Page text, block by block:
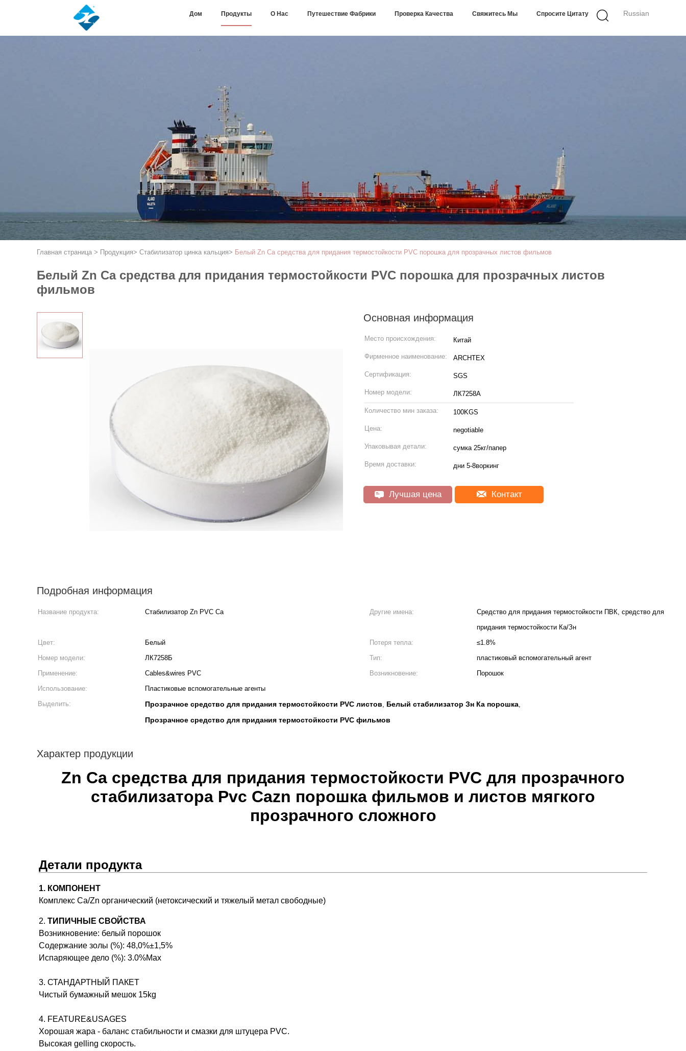
Russian
Дом Продукты О Нас Путешествие Фабрики Проверка Качества Свяжитесь Мы Спросите Цитату
Главная страница > Продукция> Стабилизатор цинка кальция> Белый Zn Ca средства для придания термостойкости PVC порошка для прозрачных листов фильмов
Белый Zn Ca средства для придания термостойкости PVC порошка для прозрачных листов
фильмов
Основная информация
Место происхождения: Китай
Фирменное наименование: ARCHTEX
Сертификация: SGS
Номер модели: ЛК7258А
Количество мин заказа: 100KGS
Цена: negotiable
Упаковывая детали: сумка 25кг/папер
Время доставки: дни 5-8воркинг
Лучшая цена Контакт
Подробная информация
Название продукта: Стабилизатор Zn PVC Ca Другие имена:
Средство для придания термостойкости ПВК, средство для
придания термостойкости Ка/Зн
Цвет:
Белый Потеря тепла:
≤1.8%
Номер модели:
ЛК7258Б Тип:
пластиковый вспомогательный агент
Применение:
Cables&wires PVC Возникновение:
Порошок
Использование:
Пластиковые вспомогательные агенты
Выделить:
Прозрачное средство для придания термостойкости PVC листов, Белый стабилизатор Зн Ка порошка,
Прозрачное средство для придания термостойкости PVC фильмов
Характер продукции
Zn Ca средства для придания термостойкости PVC для прозрачного
стабилизатора Pvc Cazn порошка фильмов и листов мягкого
прозрачного сложного
Детали продукта
1. КОМПОНЕНТ
Комплекс Ca/Zn органический (нетоксический и тяжелый метал свободные)
2. ТИПИЧНЫЕ СВОЙСТВА
Возникновение: белый порошок
Содержание золы (%): 48,0%±1,5%
Испаряющее дело (%): 3.0%Max
3. СТАНДАРТНЫЙ ПАКЕТ
Чистый бумажный мешок 15kg
4. FEATURE&USAGES
Хорошая жара - баланс стабильности и смазки для штуцера PVC.
Высокая gelling скорость.